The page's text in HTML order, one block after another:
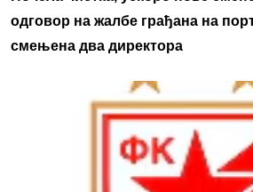
одговор на жалбе грађана на
смењена два директора